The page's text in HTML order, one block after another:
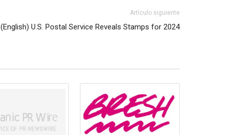
Artículo siguiente
(English) U.S. Postal Service Reveals Stamps for 2024